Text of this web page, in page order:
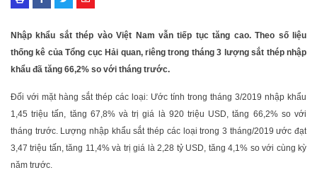
Nhập khẩu sắt thép vào Việt Nam vẫn tiếp tục tăng cao. Theo số liệu
thống kê của Tổng cục Hải quan, riêng trong tháng 3 lượng sắt thép nhập
khẩu đã tăng 66,2% so với tháng trước.
Đối với mặt hàng sắt thép các loại: Ước tính trong tháng 3/2019 nhập khẩu
1,45 triệu tấn, tăng 67,8% và trị giá là 920 triệu USD, tăng 66,2% so với
tháng trước. Lượng nhập khẩu sắt thép các loại trong 3 tháng/2019 ước đạt
3,47 triệu tấn, tăng 11,4% và trị giá là 2,28 tỷ USD, tăng 4,1% so với cùng kỳ
năm trước.